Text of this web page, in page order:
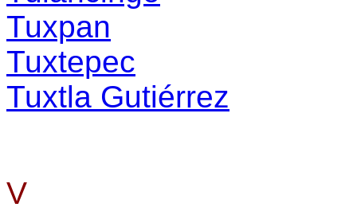
Tuxpan
Tuxtepec
Tuxtla Gutiérrez
V